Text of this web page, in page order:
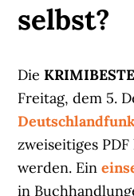
selbst?
Die
Freitag, dem 5.
zweiseitiges
werden. Ein
in